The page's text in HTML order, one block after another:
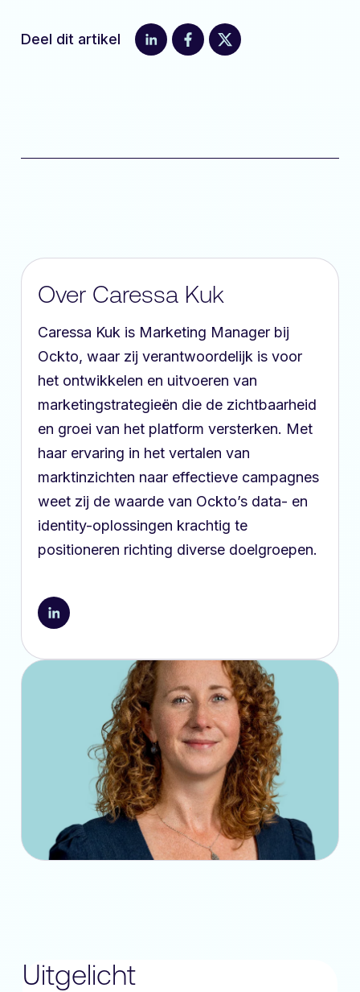
Deel dit artikel
Over Caressa Kuk
Caressa Kuk is Marketing Manager bij
Ockto, waar zij verantwoordelijk is voor
het ontwikkelen en uitvoeren van
marketingstrategieën die de zichtbaarheid
en groei van het platform versterken. Met
haar ervaring in het vertalen van
marktinzichten naar effectieve campagnes
weet zij de waarde van Ockto’s data- en
identity-oplossingen krachtig te
positioneren richting diverse doelgroepen.
Uitgelicht